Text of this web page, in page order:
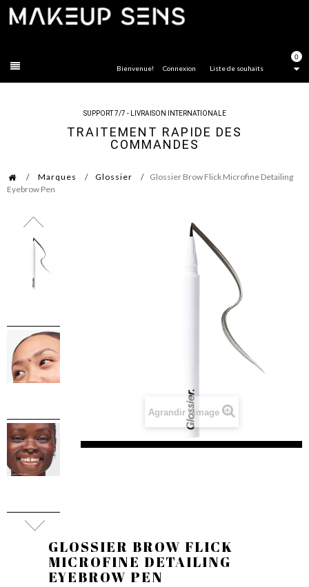
0
Liste de souhaits
Bienvenue! Connexion
SUPPORT 7/7 - LIVRAISON INTERNATIONALE
TRAITEMENT RAPIDE DES
COMMANDES
Marques Glossier
Glossier Brow Flick Microfine Detailing
Eyebrow Pen
Agrandir l'image
GLOSSIER BROW FLICK
MICROFINE DETAILING
EYEBROW PEN